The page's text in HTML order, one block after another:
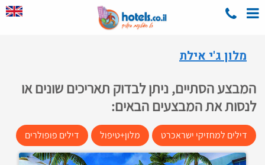
מלון ג'י אילת
המבצע הסתיים, ניתן לבדוק תאריכים שונים או
לנסות את המבצעים הבאים:
דילים למחזיקי ישראכרט מלון+טיפול דילים פופולרים